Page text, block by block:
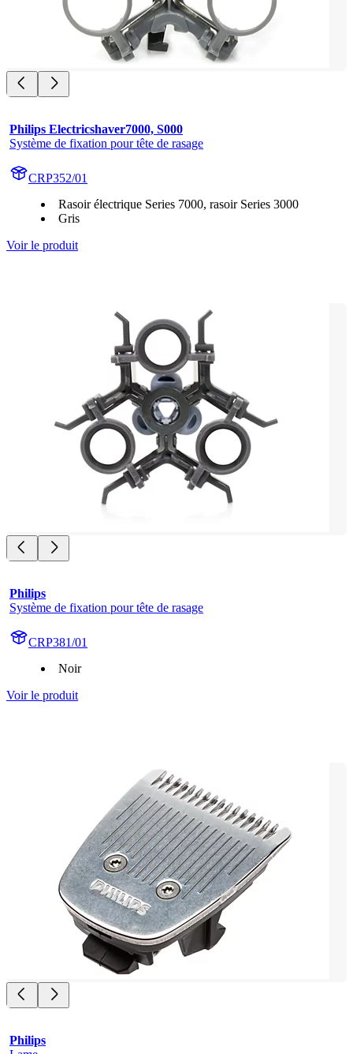
Philips Electricshaver7000, S000
Système de fixation pour tête de rasage
CRP352/01
Rasoir électrique Series 7000, rasoir Series 3000
Gris
Voir le produit
Philips
Système de fixation pour tête de rasage
CRP381/01
Noir
Voir le produit
Philips